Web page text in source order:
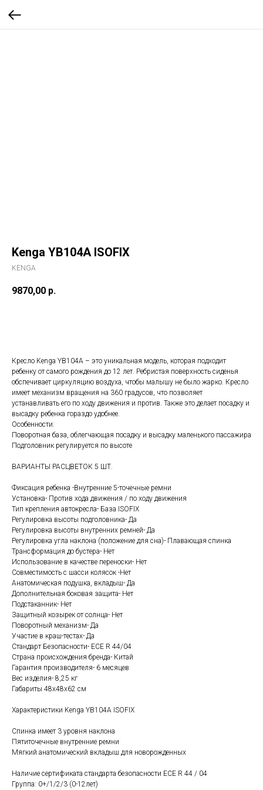
Kenga YB104A ISOFIX
KENGA
9870,00 р.
Кресло Kenga YB104A – это уникальная модель, которая подходит
ребенку от самого рождения до 12 лет. Ребристая поверхность сиденья
обспечивает циркуляцию воздуха, чтобы малышу не было жарко. Кресло
имеет механизм вращения на 360 градусов, что позволяет
устанавливать его по ходу движения и против. Также это делает посадку и
высадку ребенка гораздо удобнее.
Особенности:
Поворотная база, облегчающая посадку и высадку маленького пассажира
Подголовник регулируется по высоте
ВАРИАНТЫ РАСЦВЕТОК 5 ШТ.
Фиксация ребенка -Внутренние 5-точечные ремни
Установка- Против хода движения / по ходу движения
Тип крепления автокресла- База ISOFIX
Регулировка высоты подголовника- Да
Регулировка высоты внутренних ремней- Да
Регулировка угла наклона (положение для сна)- Плавающая спинка
Трансформация до бустера- Нет
Использование в качестве переноски- Нет
Совместимость с шасси колясок -Нет
Анатомическая подушка, вкладыш- Да
Дополнительная боковая защита- Нет
Подстаканник- Нет
Защитный козырек от солнца- Нет
Поворотный механизм- Да
Участие в краш-тестах- Да
Стандарт Безопасности- ECE R 44/04
Страна происхождения бренда- Китай
Гарантия производителя- 6 месяцев
Вес изделия- 8,25 кг
Габариты 48х48х62 см
Характеристики Kenga YB104A ISOFIX
Спинка имеет 3 уровня наклона
Пятиточечные внутренние ремни
Мягкий анатомический вкладыш для новорожденных
Наличие сертификата стандарта безопасности ECE R 44 / 04
Группа: 0+/1/2/3 (0-12лет)